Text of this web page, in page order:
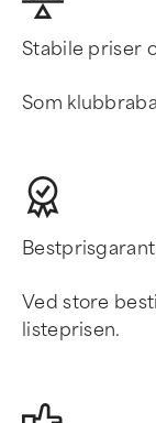
Stabile priser
Som
Ved store
listeprisen.